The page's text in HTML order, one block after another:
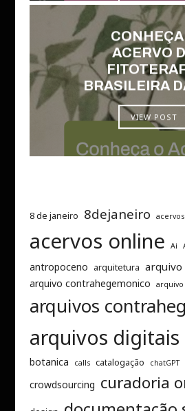
CONHEÇA
ACERVO
BRASILEIRA
VIEW POST
8 de janeiro 8dejaneiro acervos
acervos online Ai
antropoceno arquitetura arquivo
arquivo contrahegemonico
arquivos
arquivos digitais
botanica calls catalogação chatGPT
crowdsourcing curadoria